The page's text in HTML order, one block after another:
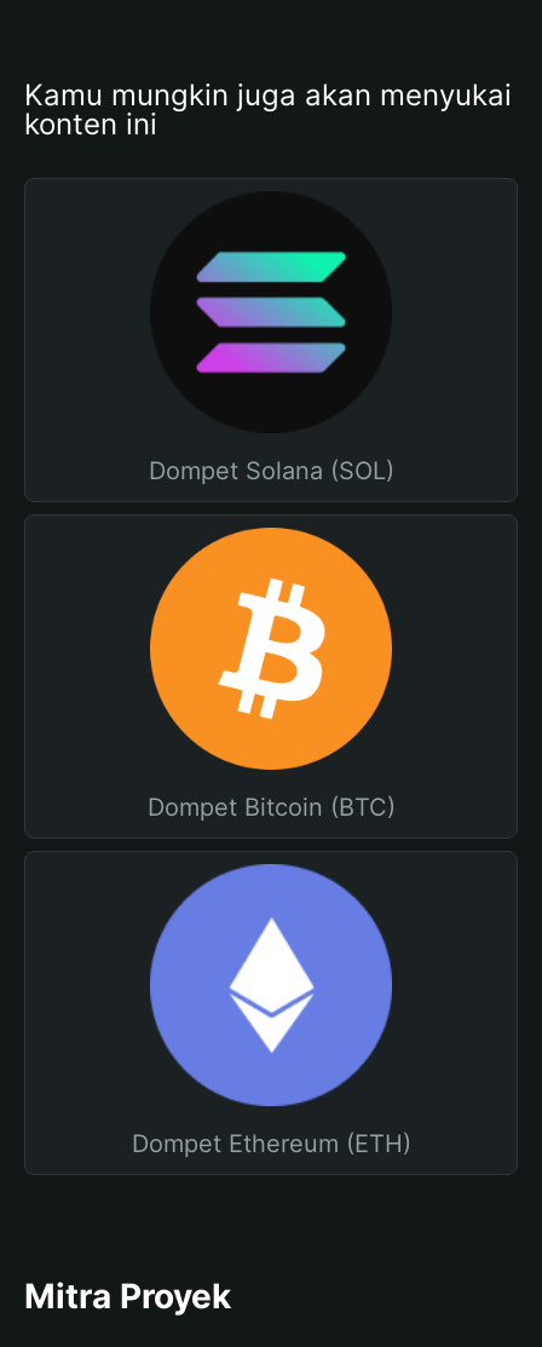
Kamu mungkin juga akan menyukai
konten ini
Dompet Solana (SOL)
Dompet Bitcoin (BTC)
Dompet Ethereum (ETH)
Mitra Proyek